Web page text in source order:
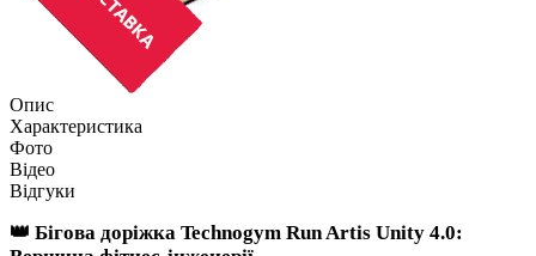
Опис
Характеристика
Фото
Відео
Відгуки
👑 Бігова доріжка Technogym Run Artis Unity 4.0: